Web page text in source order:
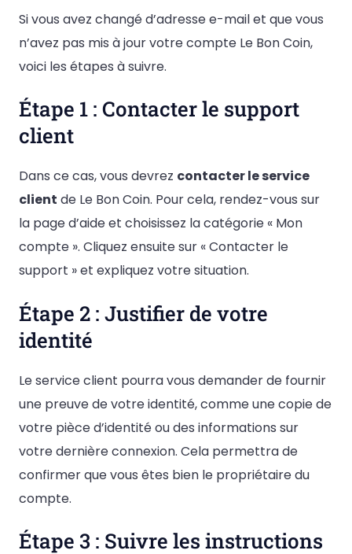
Si vous avez changé d’adresse e-mail et que vous
n’avez pas mis à jour votre compte Le Bon Coin,
voici les étapes à suivre.
Étape 1 : Contacter le support
client
Dans ce cas, vous devrez contacter le service
client de Le Bon Coin. Pour cela, rendez-vous sur
la page d’aide et choisissez la catégorie « Mon
compte ». Cliquez ensuite sur « Contacter le
support » et expliquez votre situation.
Étape 2 : Justifier de votre
identité
Le service client pourra vous demander de fournir
une preuve de votre identité, comme une copie de
votre pièce d’identité ou des informations sur
votre dernière connexion. Cela permettra de
confirmer que vous êtes bien le propriétaire du
compte.
Étape 3 : Suivre les instructions